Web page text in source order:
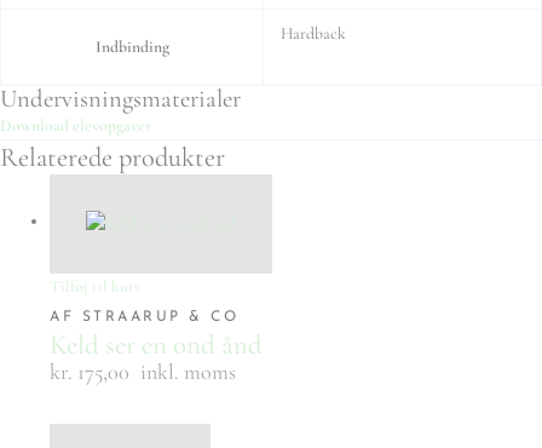
Indbinding
Hardback
Undervisningsmaterialer
Download elevopgaver
Relaterede produkter
Tilføj til kurv
AF STRAARUP & CO
Keld ser en ond ånd
kr. 175,00 inkl. moms